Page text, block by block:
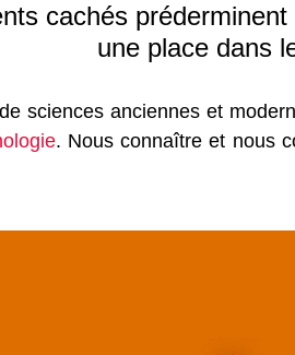
cachés
une place dans
sciences anciennes et
. Nous connaître et nous